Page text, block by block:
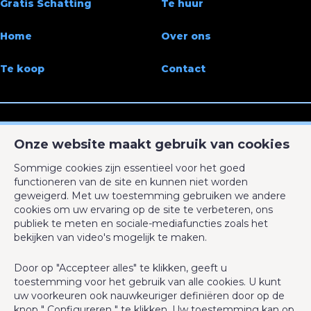
Tuinoppervlakte
Garage
Parking Ja
Oppervlakte van het terrein 728 m²
Beschikbaarheid vanaf akte
Omgeving
Oriëntatie (achtergevel) oost
Onze website maakt gebruik van cookies
Sommige cookies zijn essentieel voor het goed
functioneren van de site en kunnen niet worden
geweigerd. Met uw toestemming gebruiken we andere
cookies om uw ervaring op de site te verbeteren, ons
publiek te meten en sociale-mediafuncties zoals het
bekijken van video's mogelijk te maken.
Door op "Accepteer alles" te klikken, geeft u
toestemming voor het gebruik van alle cookies. U kunt
uw voorkeuren ook nauwkeuriger definiëren door op de
Gratis Schatting
Home
Te koop
Te huur
Over ons
Contact
ACTIMMO
Rue de la Coquinie 53
7700 Mouscron
0495 30 20 10
info@act-immo.be
BIV-erkende vastgoedmakelaar-bemiddelaar in België, BIV N°